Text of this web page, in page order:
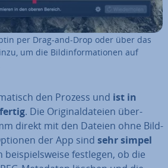
per Drag-and-Drop oder über das
um die Bild­in­for­ma­tio­nen auf
den Prozess und ist in
. Die Ori­gi­nal­da­tei­en über­
direkt mit den Dateien ohne Bild­
der App sind sehr simpel
bei­spiels­wei­se festlegen, ob die